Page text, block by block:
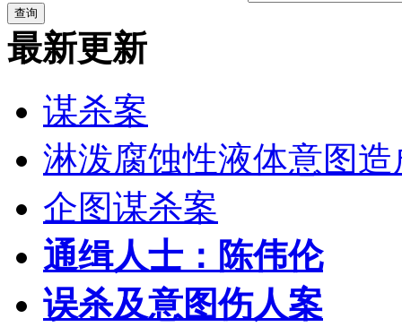
最新更新
谋杀案
淋泼腐蚀性液体意图
企图谋杀案
通缉人士：陈伟伦
误杀及意图伤人案